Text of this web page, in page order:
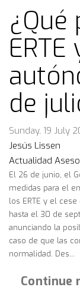
¿Qué
de
Sunday, 19 July
Jesús Lissen
Actualidad
El 26 de junio, el
medidas para el
los ERTE y el
hasta el 30 de
anunciando la
caso de que las
normalidad. Des...
Continue